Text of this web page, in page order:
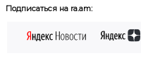
Подписаться на ra.am: